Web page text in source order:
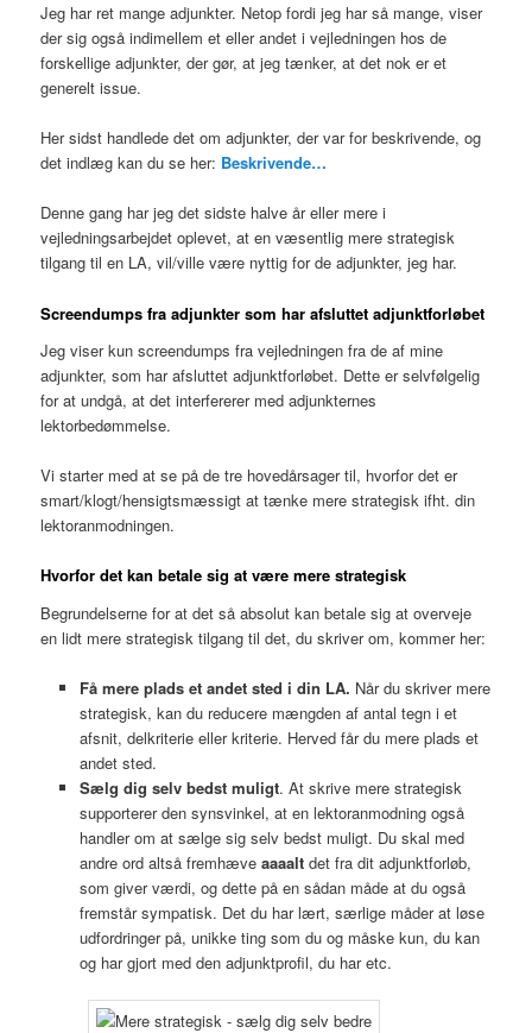
Jeg har ret mange adjunkter. Netop fordi jeg har så mange, viser
der sig også indimellem et eller andet i vejledningen hos de
forskellige adjunkter, der gør, at jeg tænker, at det nok er et
generelt issue.
Her sidst handlede det om adjunkter, der var for beskrivende, og
det indlæg kan du se her: Beskrivende…
Denne gang har jeg det sidste halve år eller mere i
vejledningsarbejdet oplevet, at en væsentlig mere strategisk
tilgang til en LA, vil/ville være nyttig for de adjunkter, jeg har.
Screendumps fra adjunkter som har afsluttet adjunktforløbet
Jeg viser kun screendumps fra vejledningen fra de af mine
adjunkter, som har afsluttet adjunktforløbet. Dette er selvfølgelig
for at undgå, at det interfererer med adjunkternes
lektorbedømmelse.
Vi starter med at se på de tre hovedårsager til, hvorfor det er
smart/klogt/hensigtsmæssigt at tænke mere strategisk ifht. din
lektoranmodningen.
Hvorfor det kan betale sig at være mere strategisk
Begrundelserne for at det så absolut kan betale sig at overveje
en lidt mere strategisk tilgang til det, du skriver om, kommer her:
Få mere plads et andet sted i din LA. Når du skriver mere
strategisk, kan du reducere mængden af antal tegn i et
afsnit, delkriterie eller kriterie. Herved får du mere plads et
andet sted.
Sælg dig selv bedst muligt. At skrive mere strategisk
supporterer den synsvinkel, at en lektoranmodning også
handler om at sælge sig selv bedst muligt. Du skal med
andre ord altså fremhæve aaaaltdet fra dit adjunktforløb,
som giver værdi, og dette på en sådan måde at du også
fremstår sympatisk. Det du har lært, særlige måder at løse
udfordringer på, unikke ting som du og måske kun, du kan
og har gjort med den adjunktprofil, du har etc.